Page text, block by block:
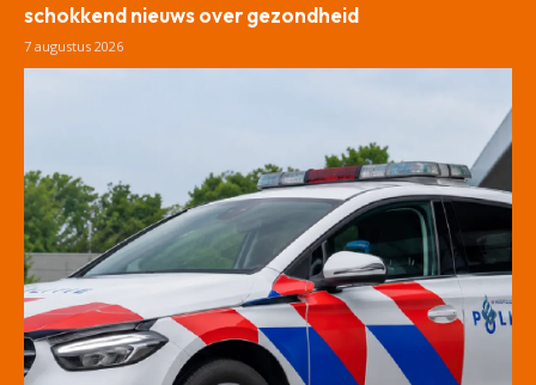
schokkend nieuws over gezondheid
7 augustus 2026